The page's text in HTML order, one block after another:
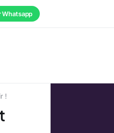
Whatsapp
!